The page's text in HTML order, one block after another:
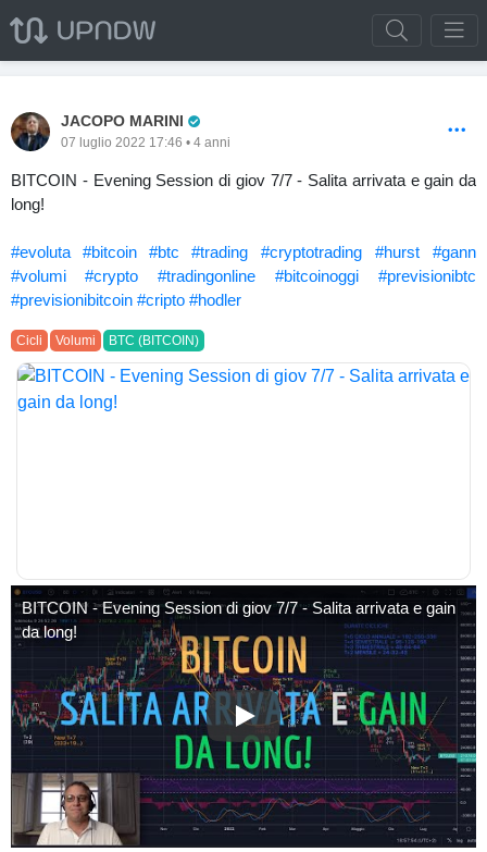
JACOPO MARINI
07 luglio 2022 17:46 • 4 anni
BITCOIN - Evening Session di giov 7/7 - Salita arrivata e gain da
long!
#evoluta #bitcoin #btc #trading #cryptotrading #hurst
#gann
#volumi
#crypto #tradingonline #bitcoinoggi
#previsionibtc
#previsionibitcoin #cripto #hodler
Cicli Volumi BTC (BITCOIN)
BITCOIN - Evening Session di giov 7/7 - Salita arrivata e gain
da long!
BITCOIN - Evening Session di